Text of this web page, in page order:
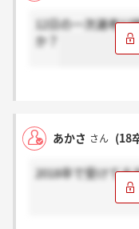
12日の一次選考12
か？
あかさ さん (18
2018卒で受けてる